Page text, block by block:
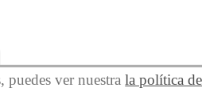
puedes ver nuestrala política